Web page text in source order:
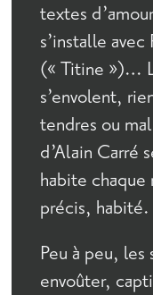
textes
s’installe
(« Titine »)…
s’envolent,
tendres ou
d’Alain Carré
habite
précis, habité.
Peu à peu,
envoûter,